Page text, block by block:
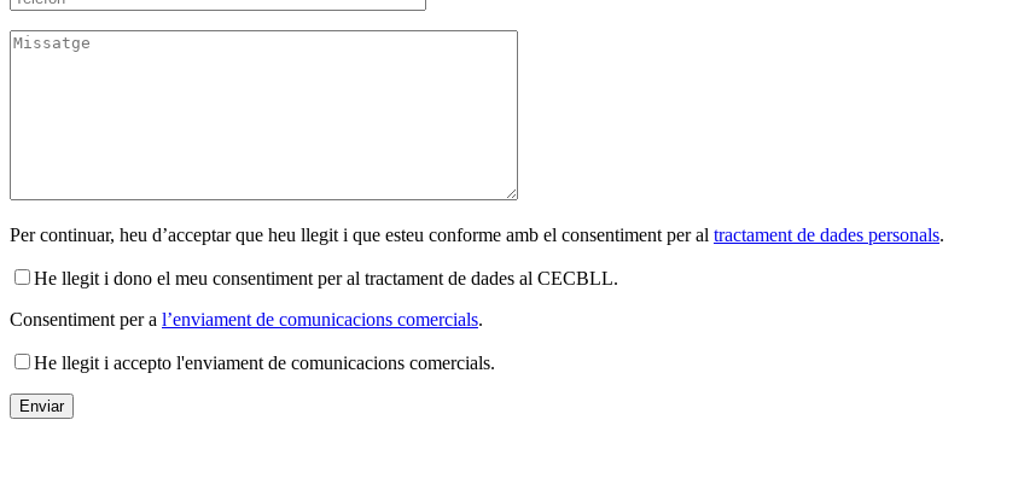
Per continuar, heu d’acceptar que heu llegit i que esteu conforme amb el consentiment per al tractament de dades personals.
He llegit i dono el meu consentiment per al tractament de dades al CECBLL.
Consentiment per a l’enviament de comunicacions comercials.
He llegit i accepto l'enviament de comunicacions comercials.